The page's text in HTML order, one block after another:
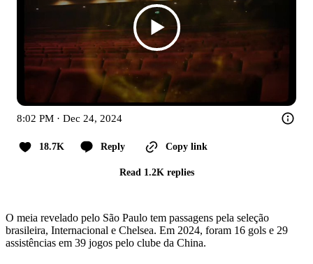
8:02 PM · Dec 24, 2024
18.7K Reply Copy link
Read 1.2K replies
O meia revelado pelo São Paulo tem passagens pela seleção
brasileira, Internacional e Chelsea. Em 2024, foram 16 gols e 29
assistências em 39 jogos pelo clube da China.